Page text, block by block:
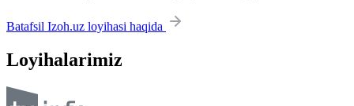
Batafsil Izoh.uz loyihasi haqida
Loyihalarimiz